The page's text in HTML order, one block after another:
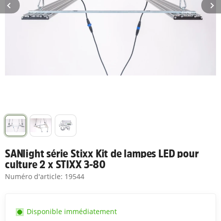
SANlight série Stixx Kit de lampes LED pour
culture 2 x STIXX 3-80
Numéro d'article: 19544
Disponible immédiatement